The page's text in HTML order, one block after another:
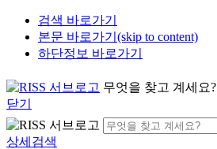
검색 바로가기
본문 바로가기(skip to content)
하단정보 바로가기
무엇을 찾고 계세요?
닫기
상세검색